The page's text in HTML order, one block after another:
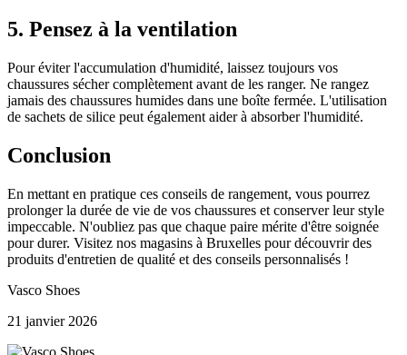
5. Pensez à la ventilation
Pour éviter l'accumulation d'humidité, laissez toujours vos
chaussures sécher complètement avant de les ranger. Ne rangez
jamais des chaussures humides dans une boîte fermée. L'utilisation
de sachets de silice peut également aider à absorber l'humidité.
Conclusion
En mettant en pratique ces conseils de rangement, vous pourrez
prolonger la durée de vie de vos chaussures et conserver leur style
impeccable. N'oubliez pas que chaque paire mérite d'être soignée
pour durer. Visitez nos magasins à Bruxelles pour découvrir des
produits d'entretien de qualité et des conseils personnalisés !
Vasco Shoes
21 janvier 2026